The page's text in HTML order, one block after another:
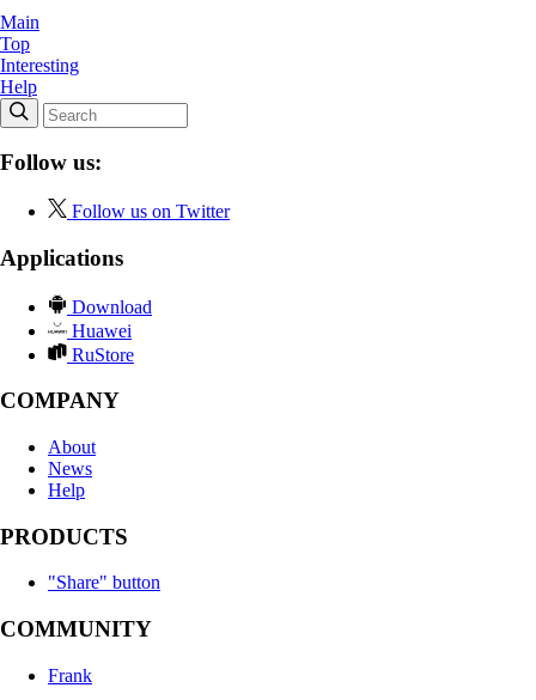
Main
Top
Interesting
Help
Follow us:
Follow us on Twitter
Applications
Download
Huawei
RuStore
COMPANY
About
News
Help
PRODUCTS
"Share" button
COMMUNITY
Frank